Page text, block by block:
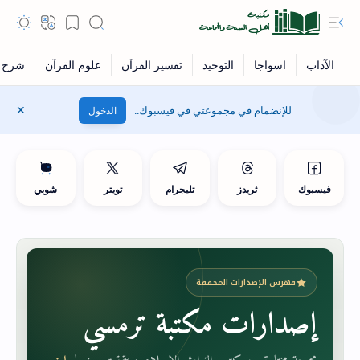
للإنضمام في مجموعتي في فيسبوك.. الدخول
فيسبوك ثريدز تليجرام تويتر شوبي
فهرس الإصدارات المحققة
إصدارات مكتبة ترمسي